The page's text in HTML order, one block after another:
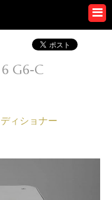
G6-C
ィショナー